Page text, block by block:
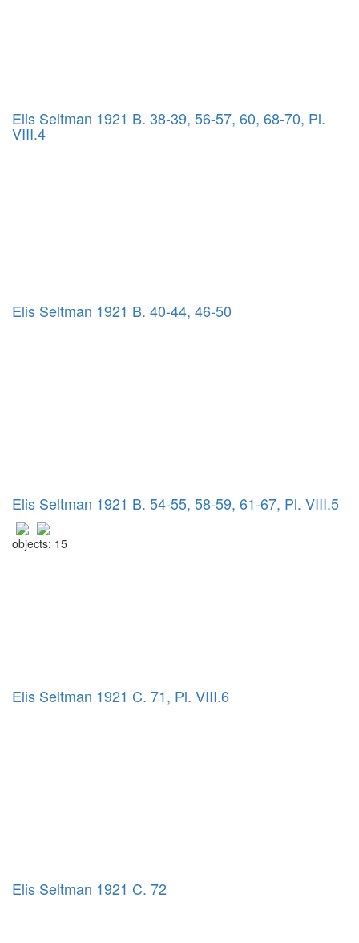
Elis Seltman 1921 B. 38-39, 56-57, 60, 68-70, Pl.
VIII.4
Elis Seltman 1921 B. 40-44, 46-50
Elis Seltman 1921 B. 54-55, 58-59, 61-67, Pl. VIII.5
objects: 15
Elis Seltman 1921 C. 71, Pl. VIII.6
Elis Seltman 1921 C. 72